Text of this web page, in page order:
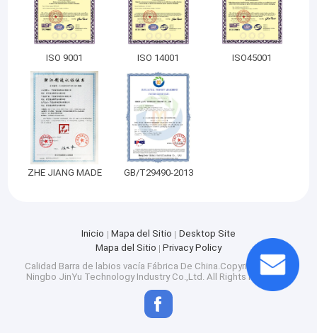
ISO 9001 ISO 14001 ISO45001
ZHE JIANG MADE GB/T29490-2013
Inicio Mapa del Sitio
Desktop Site
Mapa del Sitio
Privacy Policy
Calidad Barra de labios vacía Fábrica De China.Copyright © 2026
Ningbo JinYu Technology Industry Co.,Ltd. All Rights Reserved.